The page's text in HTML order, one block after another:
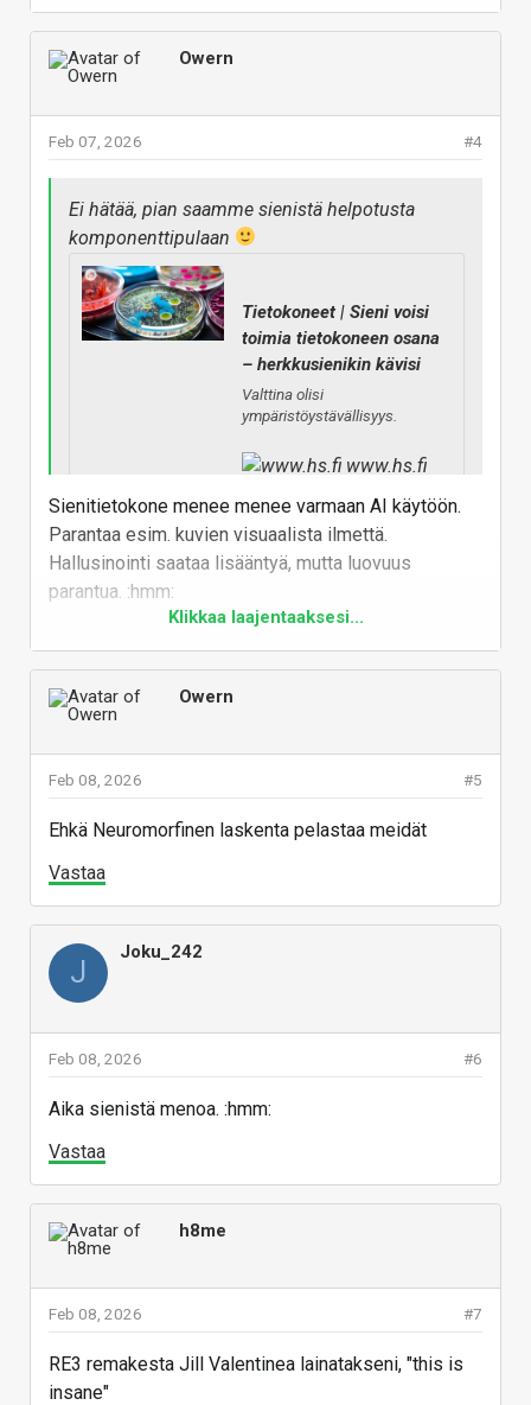
ainakin heille
Vastaa
Owern
#4
Feb 07, 2026
Ei hätää, pian saamme sienistä helpotusta
komponenttipulaan
Tietokoneet | Sieni voisi
toimia tietokoneen osana
– herkkusienikin kävisi
Valttina olisi
ympäristöystävällisyys.
www.hs.fi
No ehkei ihan vielä kasvatella sieniä
tietokoneen sisällä, vaan jokut tutkijat ovat
"huomanneet", että sienillä voi saada aikaan eri
tiloja, kuten tietokoneen I/O komponenteissa.
vuosittaista huuhaa palkintoa ainakin heille
Sienitietokone menee menee varmaan AI käytöön.
Parantaa esim. kuvien visuaalista ilmettä.
Hallusinointi saataa lisääntyä, mutta luovuus
parantua. :hmm:
Klikkaa laajentaaksesi...
Owern
#5
Feb 08, 2026
Ehkä Neuromorfinen laskenta pelastaa meidät
Vastaa
J
Joku_242
#6
Feb 08, 2026
Aika sienistä menoa. :hmm:
Vastaa
h8me
#7
Feb 08, 2026
RE3 remakesta Jill Valentinea lainatakseni, "this is
insane"